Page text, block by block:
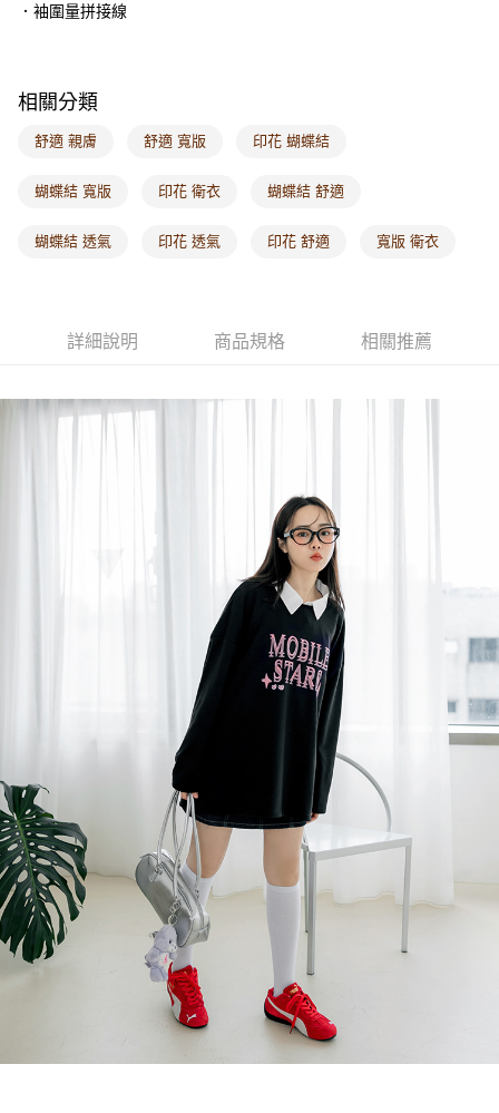
付款後門市自取
每筆NT$60，滿NT$1,000(含以上)免運費
．袖圍量拼接線
相關分類
舒適 親膚 舒適 寬版 印花 蝴蝶結
蝴蝶結 寬版 印花 衛衣 蝴蝶結 舒適
蝴蝶結 透氣 印花 透氣 印花 舒適 寬版 衛衣
詳細說明 商品規格 相關推薦